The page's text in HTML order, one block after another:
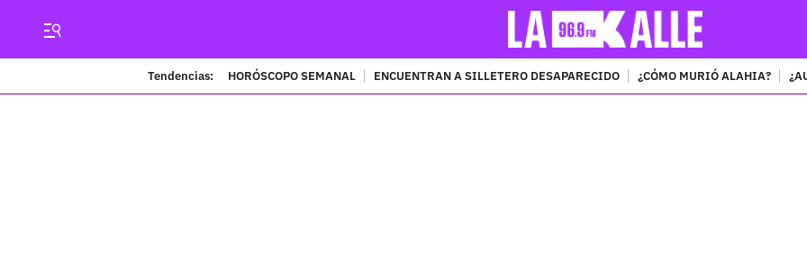
Tendencias: HORÓSCOPO SEMANAL ENCUENTRAN A SILLETERO DESAPARECIDO ¿CÓMO MURIÓ ALAHIA?